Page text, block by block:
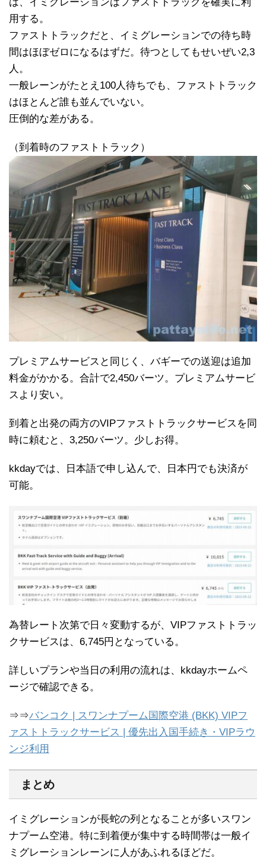
用する。
ファストトラックだと、イミグレーションでの待ち時
間はほぼゼロになるはずだ。待つとしてもせいぜい2,3
人。
一般レーンがたとえ100人待ちでも、ファストトラック
はほとんど誰も並んでいない。
圧倒的な差がある。
（到着時のファストトラック）
プレミアムサービスと同じく、バギーでの送迎は追加
料金がかかる。合計で2,450バーツ。プレミアムサービ
スより安い。
到着と出発の両方のVIPファストトラックサービスを同
時に頼むと、3,250バーツ。少しお得。
kkdayでは、日本語で申し込んで、日本円でも決済が
可能。
為替レート次第で日々変動するが、VIPファストトラッ
クサービスは、6,745円となっている。
詳しいプランや当日の利用の流れは、kkdayホームペ
ージで確認できる。
⇒⇒バンコク | スワンナプーム国際空港 (BKK) VIPフ
ァストトラックサービス | 優先出入国手続き・VIPラウ
ンジ利用
まとめ
イミグレーションが長蛇の列となることが多いスワン
ナプーム空港。特に到着便が集中する時間帯は一般イ
ミグレーションレーンに人があふれるほどだ。